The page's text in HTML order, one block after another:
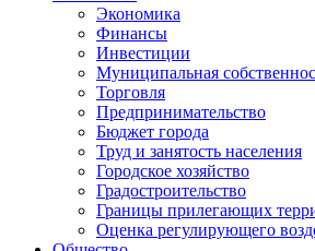
Экономика
Финансы
Инвестиции
Муниципальная
Торговля
Предпринимательство
Бюджет города
Труд и занятость населения
Городское хозяйство
Градостроительство
Границы прилегающих
Оценка регулирующего